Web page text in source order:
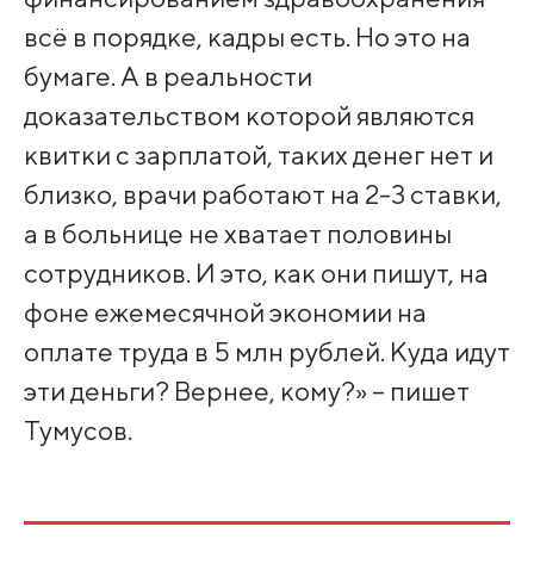
всё в порядке, кадры есть. Но это на
бумаге. А в реальности
доказательством которой являются
квитки с зарплатой, таких денег нет и
близко, врачи работают на 2-3 ставки,
а в больнице не хватает половины
сотрудников. И это, как они пишут, на
фоне ежемесячной экономии на
оплате труда в 5 млн рублей. Куда идут
эти деньги? Вернее, кому?» – пишет
Тумусов.